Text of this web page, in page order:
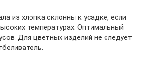
из хлопка склонны к усадке, если
температурах. Оптимальный
Для цветных изделий не следует